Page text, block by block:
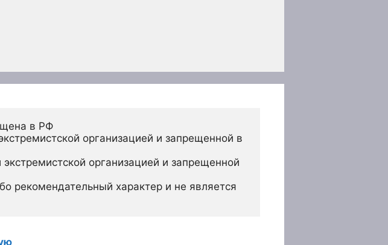
в РФ
организацией и запрещенной в
организацией и запрещенной
рекомендательный характер и не является